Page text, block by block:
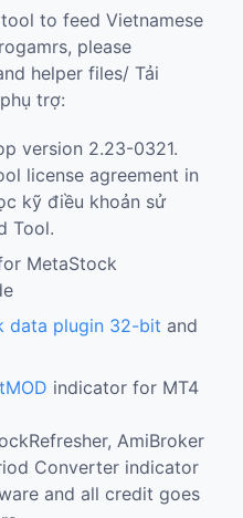
to feed Vietnamese
please
helper files/ Tải
trợ:
version 2.23-0321.
license agreement in
kỹ điều khoản sử
Tool.
MetaStock
data plugin 32-bit and
indicator for MT4
AmiBroker
Converter indicator
and all credit goes